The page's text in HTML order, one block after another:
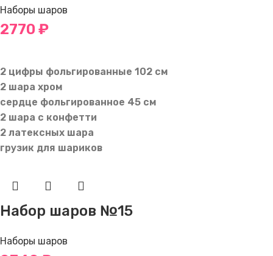
Наборы шаров
2770 ₽
2 цифры фольгированные 102 см
2 шара хром
сердце фольгированное 45 см
2 шара с конфетти
2 латексных шара
грузик для шариков
Набор шаров №15
Наборы шаров